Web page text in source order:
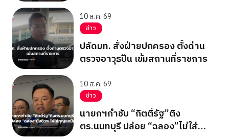
FORTPEAT Exclusive Fan Meet”
10 ส.ค. 69
ข่าว
ปลัดมท. สั่งฝ่ายปกครอง ตั้งด่าน
ตรวจอาวุธปืน เข้มสถานที่ราชการ
10 ส.ค. 69
ข่าว
นายกฯกำชับ “กิตติ์รัฐ”ติง
ตร.นนทบุรี ปล่อย “ฉลอง”ไม่ใส่